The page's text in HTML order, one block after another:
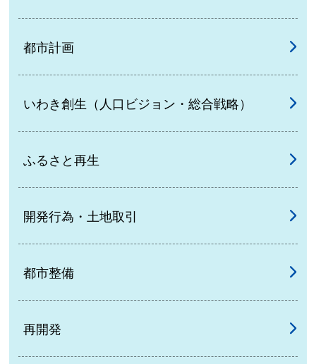
都市計画
いわき創生（人口ビジョン・総合戦略）
ふるさと再生
開発行為・土地取引
都市整備
再開発